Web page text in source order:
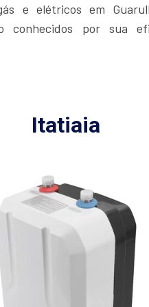
e elétricos em
conhecidos por sua
Itatiaia